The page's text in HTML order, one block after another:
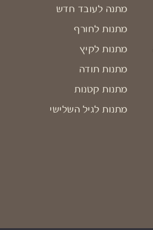
מתנה לעובד חדש
מתנות לחורף
מתנות לקיץ
מתנות תודה
מתנות קטנות
מתנות לגיל השלישי